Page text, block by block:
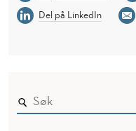
Del på LinkedIn